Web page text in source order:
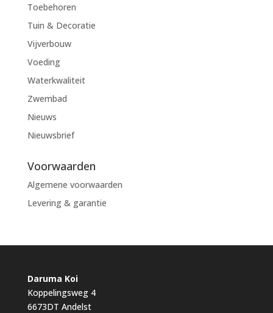
Toebehoren
Tuin & Decoratie
Vijverbouw
Voeding
Waterkwaliteit
Zwembad
Nieuws
Nieuwsbrief
Voorwaarden
Algemene voorwaarden
Levering & garantie
Daruma Koi
Koppelingsweg 4
6673DT Andelst